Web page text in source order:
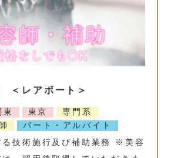
＜レアボート＞
東 東京
専門系
パート・アルバイト
る技術施行及び補助業務 ※美容